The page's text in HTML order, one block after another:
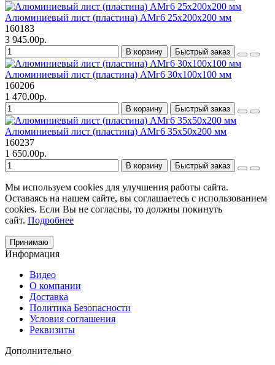
Алюминиевый лист (пластина) АМг6 25х200х200 мм
160183
3 945.00р.
В корзину Быстрый заказ
Алюминиевый лист (пластина) АМг6 30х100х100 мм
160206
1 470.00р.
В корзину Быстрый заказ
Алюминиевый лист (пластина) АМг6 35х50х200 мм
160237
1 650.00р.
В корзину Быстрый заказ
Мы используем cookies для улучшения работы сайта.
Оставаясь на нашем сайте, вы соглашаетесь с использованием
cookies. Если Вы не согласны, то должны покинуть
сайт. Подробнее
Принимаю
Информация
Видео
О компании
Доставка
Политика Безопасности
Условия соглашения
Реквизиты
Дополнительно